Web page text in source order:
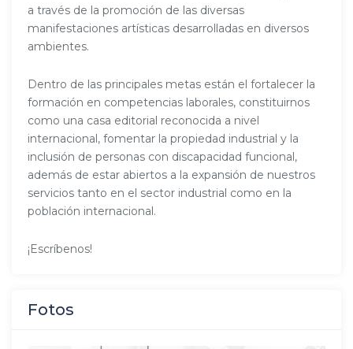
a través de la promoción de las diversas
manifestaciones artísticas desarrolladas en diversos
ambientes.
Dentro de las principales metas están el fortalecer la
formación en competencias laborales, constituirnos
como una casa editorial reconocida a nivel
internacional, fomentar la propiedad industrial y la
inclusión de personas con discapacidad funcional,
además de estar abiertos a la expansión de nuestros
servicios tanto en el sector industrial como en la
población internacional.
¡Escríbenos!
Fotos